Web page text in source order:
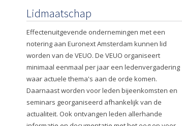
Lidmaatschap
Effectenuitgevende ondernemingen met een
notering aan Euronext Amsterdam kunnen lid
worden van de VEUO. De VEUO organiseert
minimaal eenmaal per jaar een ledenvergadering
waar actuele thema's aan de orde komen.
Daarnaast worden voor leden bijeenkomsten en
seminars georganiseerd afhankelijk van de
actualiteit. Ook ontvangen leden allerhande